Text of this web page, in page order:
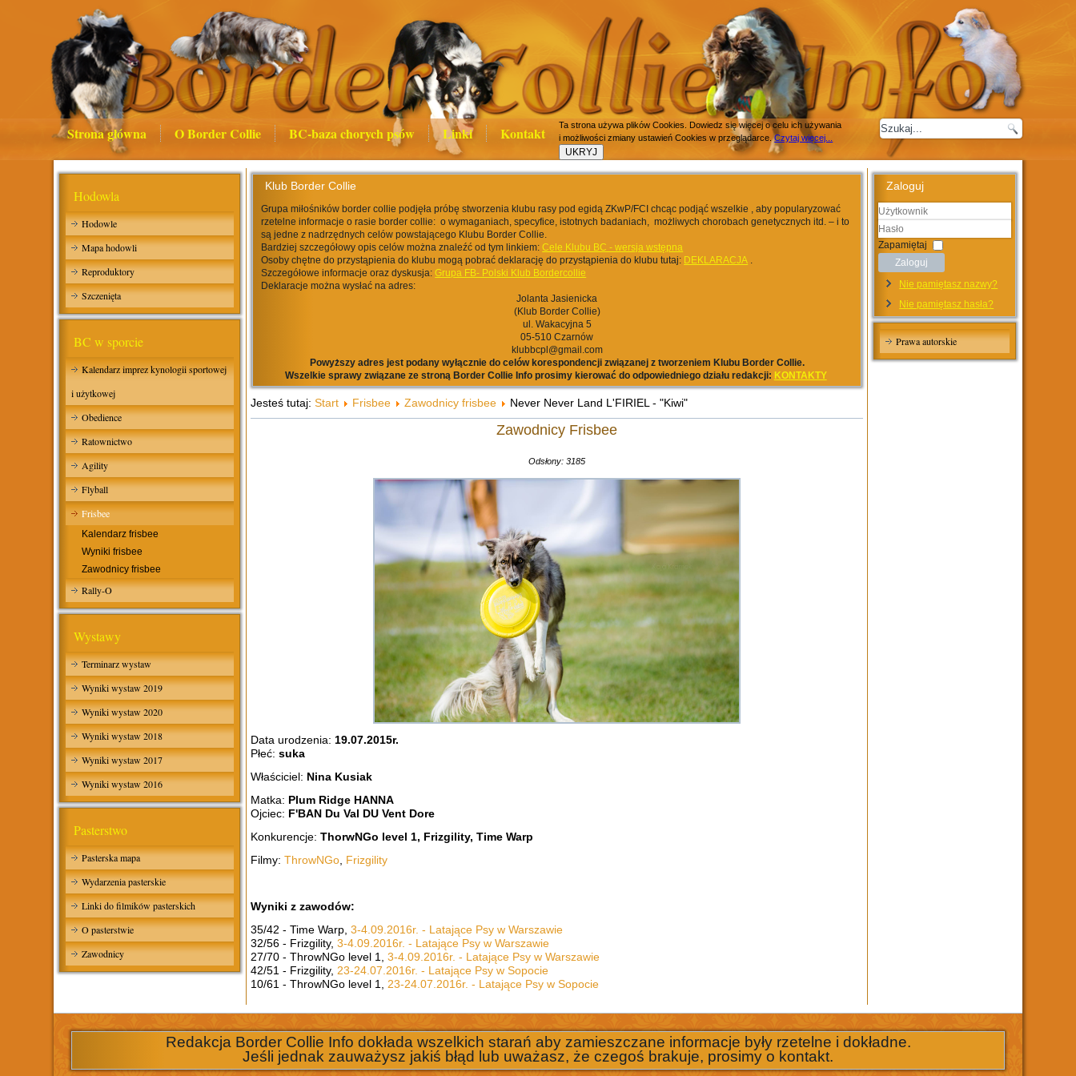
Strona główna O Border Collie BC-baza chorych psów Linki Kontakt
Ta strona używa plików Cookies. Dowiedz się więcej o celu ich używania
i możliwości zmiany ustawień Cookies w przeglądarce.Czytaj więcej...
Hodowla
Hodowle
Mapa hodowli
Reproduktory
Szczenięta
BC w sporcie
Kalendarz imprez kynologii sportowej
i użytkowej
Obedience
Ratownictwo
Agility
Flyball
Frisbee
Kalendarz frisbee
Wyniki frisbee
Zawodnicy frisbee
Rally-O
Wystawy
Terminarz wystaw
Wyniki wystaw 2019
Wyniki wystaw 2020
Wyniki wystaw 2018
Wyniki wystaw 2017
Wyniki wystaw 2016
Pasterstwo
Pasterska mapa
Wydarzenia pasterskie
Linki do filmików pasterskich
O pasterstwie
Zawodnicy
Klub Border Collie
Grupa miłośników border collie podjęła próbę stworzenia klubu rasy pod egidą ZKwP/FCI chcąc podjąć wszelkie , aby popularyzować
rzetelne informacje o rasie border collie: o wymaganiach, specyfice, istotnych badaniach, możliwych chorobach genetycznych itd. – i to
są jedne z nadrzędnych celów powstającego Klubu Border Collie.
Bardziej szczegółowy opis celów można znaleźć od tym linkiem:Cele Klubu BC - wersja wstępna
Osoby chętne do przystąpienia do klubu mogą pobrać deklarację do przystąpienia do klubu tutaj: DEKLARACJA .
Szczegółowe informacje oraz dyskusja:Grupa FB- Polski Klub Bordercollie
Deklaracje można wysłać na adres:
Jolanta Jasienicka
(Klub Border Collie)
ul. Wakacyjna 5
05-510 Czarnów
klubbcpl@gmail.com
Powyższy adres jest podany wyłącznie do celów korespondencji związanej z tworzeniem Klubu Border Collie.
Wszelkie sprawy związane ze stroną Border Collie Info prosimy kierować do odpowiedniego działu redakcji: KONTAKTY
Jesteś tutaj:Start Frisbee Zawodnicy frisbee Never Never Land L'FIRIEL - "Kiwi"
Zawodnicy Frisbee
Odsłony: 3185
Data urodzenia: 19.07.2015r.
Płeć:suka
Właściciel: Nina Kusiak
Matka: Plum Ridge HANNA
Ojciec: F'BAN Du Val DU Vent Dore
Konkurencje:ThorwNGo level 1, Frizgility, Time Warp
Filmy:ThrowNGo Frizgility
Wyniki z zawodów:
35/42 - Time Warp,3-4.09.2016r. - Latające Psy w Warszawie
32/56 - Frizgility,3-4.09.2016r. - Latające Psy w Warszawie
27/70 - ThrowNGo level 1,3-4.09.2016r. - Latające Psy w Warszawie
42/51 - Frizgility, 23-24.07.2016r. - Latające Psy w Sopocie
10/61 - ThrowNGo level 1, 23-24.07.2016r. - Latające Psy w Sopocie
Zaloguj
Użytkownik
Hasło
Zapamiętaj
Zaloguj
Nie pamiętasz nazwy?
Nie pamiętasz hasła?
Prawa autorskie
Redakcja Border Collie Info dokłada wszelkich starań aby zamieszczane informacje były rzetelne i dokładne.
Jeśli jednak zauważysz jakiś błąd lub uważasz, że czegoś brakuje, prosimy o kontakt.